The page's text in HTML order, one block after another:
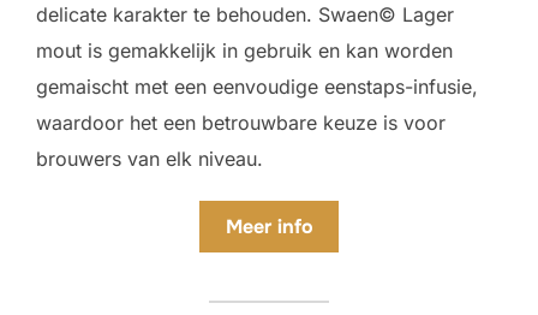
delicate karakter te behouden. Swaen© Lager
mout is gemakkelijk in gebruik en kan worden
gemaischt met een eenvoudige eenstaps-infusie,
waardoor het een betrouwbare keuze is voor
brouwers van elk niveau.
Meer info